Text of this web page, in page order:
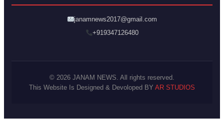
janamnews2017@gmail.com
+919347126480
© 2026 JANAM NEWS. All rights reserved.
This Website Is Designed & Devoloped BY AR STUDIOS